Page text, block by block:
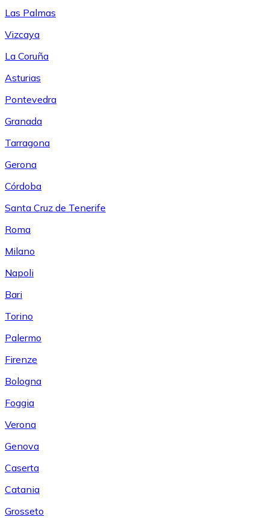
Las Palmas
Vizcaya
La Coruña
Asturias
Pontevedra
Granada
Tarragona
Gerona
Córdoba
Santa Cruz de Tenerife
Roma
Milano
Napoli
Bari
Torino
Palermo
Firenze
Bologna
Foggia
Verona
Genova
Caserta
Catania
Grosseto